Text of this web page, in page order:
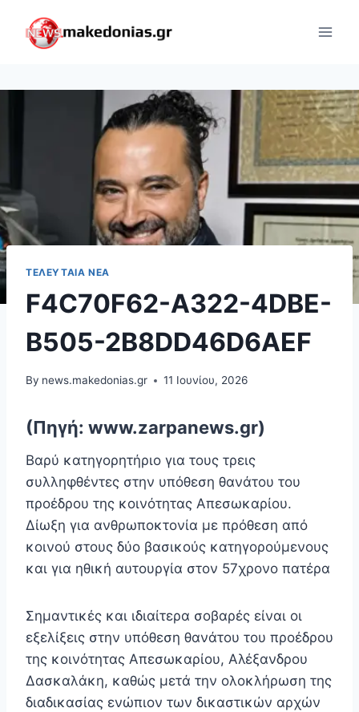
content
ΤΕΛΕΥΤΑΊΑ ΝΈΑ
F4C70F62-A322-4DBE-
B505-2B8DD46D6AEF
By news.makedonias.gr 11 Ιουνίου, 2026
(Πηγή: www.zarpanews.gr)
Βαρύ κατηγορητήριο για τους τρεις
συλληφθέντες στην υπόθεση θανάτου του
προέδρου της κοινότητας Απεσωκαρίου.
Δίωξη για ανθρωποκτονία με πρόθεση από
κοινού στους δύο βασικούς κατηγορούμενους
και για ηθική αυτουργία στον 57χρονο πατέρα
Σημαντικές και ιδιαίτερα σοβαρές είναι οι
εξελίξεις στην υπόθεση θανάτου του προέδρου
της κοινότητας Απεσωκαρίου, Αλέξανδρου
Δασκαλάκη, καθώς μετά την ολοκλήρωση της
διαδικασίας ενώπιον των δικαστικών αρχών